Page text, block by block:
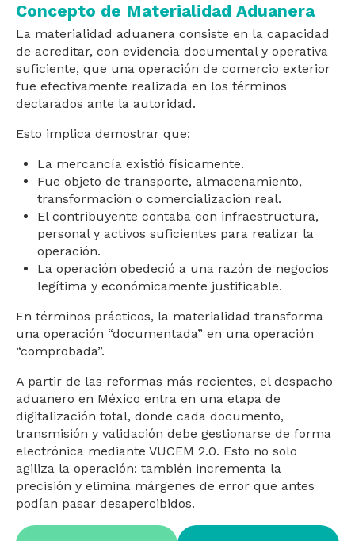
Concepto de Materialidad Aduanera
La materialidad aduanera consiste en la capacidad
de acreditar, con evidencia documental y operativa
suficiente, que una operación de comercio exterior
fue efectivamente realizada en los términos
declarados ante la autoridad.
Esto implica demostrar que:
La mercancía existió físicamente.
Fue objeto de transporte, almacenamiento,
transformación o comercialización real.
El contribuyente contaba con infraestructura,
personal y activos suficientes para realizar la
operación.
La operación obedeció a una razón de negocios
legítima y económicamente justificable.
En términos prácticos, la materialidad transforma
una operación “documentada” en una operación
“comprobada”.
A partir de las reformas más recientes, el despacho
aduanero en México entra en una etapa de
digitalización total, donde cada documento,
transmisión y validación debe gestionarse de forma
electrónica mediante VUCEM 2.0. Esto no solo
agiliza la operación: también incrementa la
precisión y elimina márgenes de error que antes
podían pasar desapercibidos.